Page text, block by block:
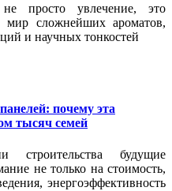
просто увлечение, это
мир сложнейших ароматов,
и научных тонкостей
почему эта
тысяч семей
строительства будущие
не только на стоимость,
энергоэффективность